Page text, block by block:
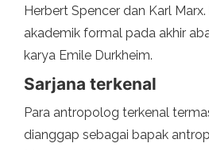
Herbert Spencer dan Karl
akademik formal pada akhir
karya Emile Durkheim.
Sarjana terkenal
Para antropolog terkenal
dianggap sebagai bapak